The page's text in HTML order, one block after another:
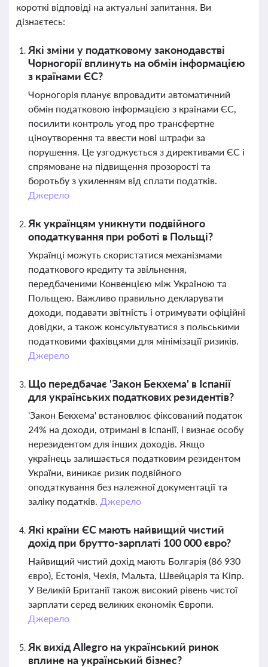
короткі відповіді на актуальні запитання. Ви
дізнаєтесь:
Які зміни у податковому законодавстві
Чорногорії вплинуть на обмін інформацією
з країнами ЄС?
Чорногорія планує впровадити автоматичний
обмін податковою інформацією з країнами ЄС,
посилити контроль угод про трансфертне
ціноутворення та ввести нові штрафи за
порушення. Це узгоджується з директивами ЄС і
спрямоване на підвищення прозорості та
боротьбу з ухиленням від сплати податків.
Джерело
Як українцям уникнути подвійного
оподаткування при роботі в Польщі?
Українці можуть скористатися механізмами
податкового кредиту та звільнення,
передбаченими Конвенцією між Україною та
Польщею. Важливо правильно декларувати
доходи, подавати звітність і отримувати офіційні
довідки, а також консультуватися з польськими
податковими фахівцями для мінімізації ризиків.
Джерело
Що передбачає 'Закон Бекхема' в Іспанії
для українських податкових резидентів?
'Закон Бекхема' встановлює фіксований податок
24% на доходи, отримані в Іспанії, і визнає особу
нерезидентом для інших доходів. Якщо
українець залишається податковим резидентом
України, виникає ризик подвійного
оподаткування без належної документації та
заліку податків. Джерело
Які країни ЄС мають найвищий чистий
дохід при брутто-зарплаті 100 000 євро?
Найвищий чистий дохід мають Болгарія (86 930
євро), Естонія, Чехія, Мальта, Швейцарія та Кіпр.
У Великій Британії також високий рівень чистої
зарплати серед великих економік Європи.
Джерело
Як вихід Allegro на український ринок
вплине на український бізнес?